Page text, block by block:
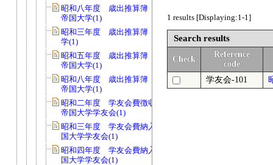
昭和八年度 歳出推算簿 会費 京都
帝国大学(1)
昭和三年度 歳出推算簿 京都帝国大
学(1)
昭和五年度 歳出推算簿 校費 京都
帝国大学(1)
昭和八年度 歳出推算簿 校費 京都
帝国大学(1)
昭和二年度 学友会費徴収台帳 京都
帝国大学学友会(1)
昭和三年度 学友会費納入簿 京都帝
国大学学友会(1)
昭和四年度 学友会費納入簿 京都帝
国大学学友会(1)
1 results [Displaying:1-1]
Search results
Check
Reference
code
学友会-101